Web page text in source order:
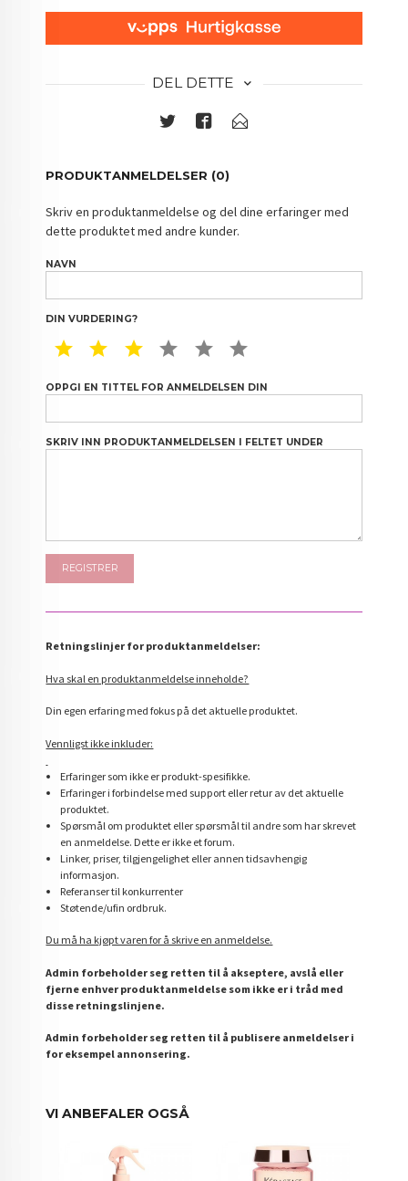
DEL DETTE
PRODUKTANMELDELSER (0)
Skriv en produktanmeldelse og del dine erfaringer med
dette produktet med andre kunder.
NAVN
DIN VURDERING?
1 STAR2 STAR3 STAR4 STAR5 STAR
OPPGI EN TITTEL FOR ANMELDELSEN DIN
SKRIV INN PRODUKTANMELDELSEN I FELTET UNDER
Retningslinjer for produktanmeldelser:
Hva skal en produktanmeldelse inneholde?
Din egen erfaring med fokus på det aktuelle produktet.
Vennligst ikke inkluder:
Erfaringer som ikke er produkt-spesifikke.
Erfaringer i forbindelse med support eller retur av det aktuelle
produktet.
Spørsmål om produktet eller spørsmål til andre som har skrevet
en anmeldelse. Dette er ikke et forum.
Linker, priser, tilgjengelighet eller annen tidsavhengig
informasjon.
Referanser til konkurrenter
Støtende/ufin ordbruk.
Du må ha kjøpt varen for å skrive en anmeldelse.
Admin forbeholder seg retten til å akseptere, avslå eller
fjerne enhver produktanmeldelse som ikke er i tråd med
disse retningslinjene.
Admin forbeholder seg retten til å publisere anmeldelser i
for eksempel annonsering.
VI ANBEFALER OGSÅ